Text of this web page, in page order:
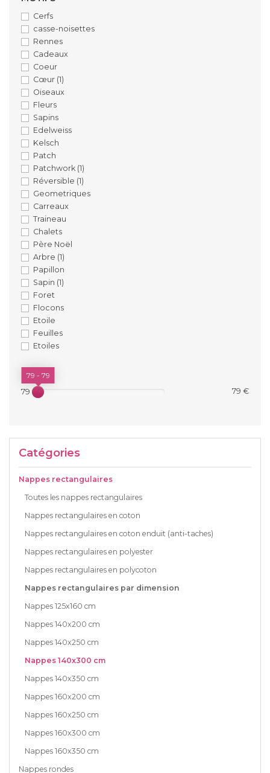
Cerfs
casse-noisettes
Rennes
Cadeaux
Coeur
Cœur (1)
Oiseaux
Fleurs
Sapins
Edelweiss
Kelsch
Patch
Patchwork (1)
Réversible (1)
Geometriques
Carreaux
Traineau
Chalets
Père Noël
Arbre (1)
Papillon
Sapin (1)
Foret
Flocons
Etoile
Feuilles
Etoiles
PRIX
79 € 79 €
79 - 79
Catégories
Nappes rectangulaires
Toutes les nappes rectangulaires
Nappes rectangulaires en coton
Nappes rectangulaires en coton enduit (anti-taches)
Nappes rectangulaires en polyester
Nappes rectangulaires en polycoton
Nappes rectangulaires par dimension
Nappes 125x160 cm
Nappes 140x200 cm
Nappes 140x250 cm
Nappes 140x300 cm
Nappes 140x350 cm
Nappes 160x200 cm
Nappes 160x250 cm
Nappes 160x300 cm
Nappes 160x350 cm
Nappes rondes